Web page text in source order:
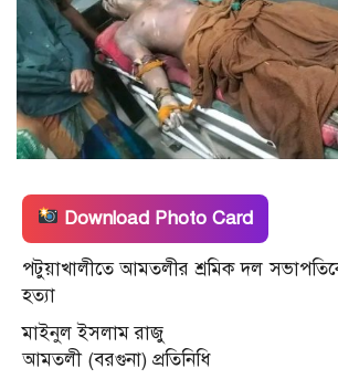
Download Photo Card
পটুয়াখালীতে আমতলীর শ্রমিক দল
হত্যা
মাইনুল ইসলাম রাজু
আমতলী (বরগুনা) প্রতিনিধি